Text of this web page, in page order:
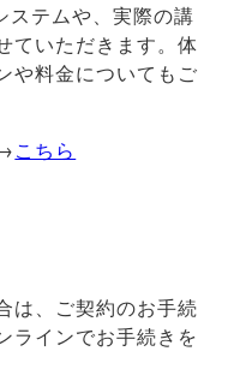
ステムや、実際の講
ていただきます。体
や料金についてもご
こちら
は、ご契約のお手続
ラインでお手続きを